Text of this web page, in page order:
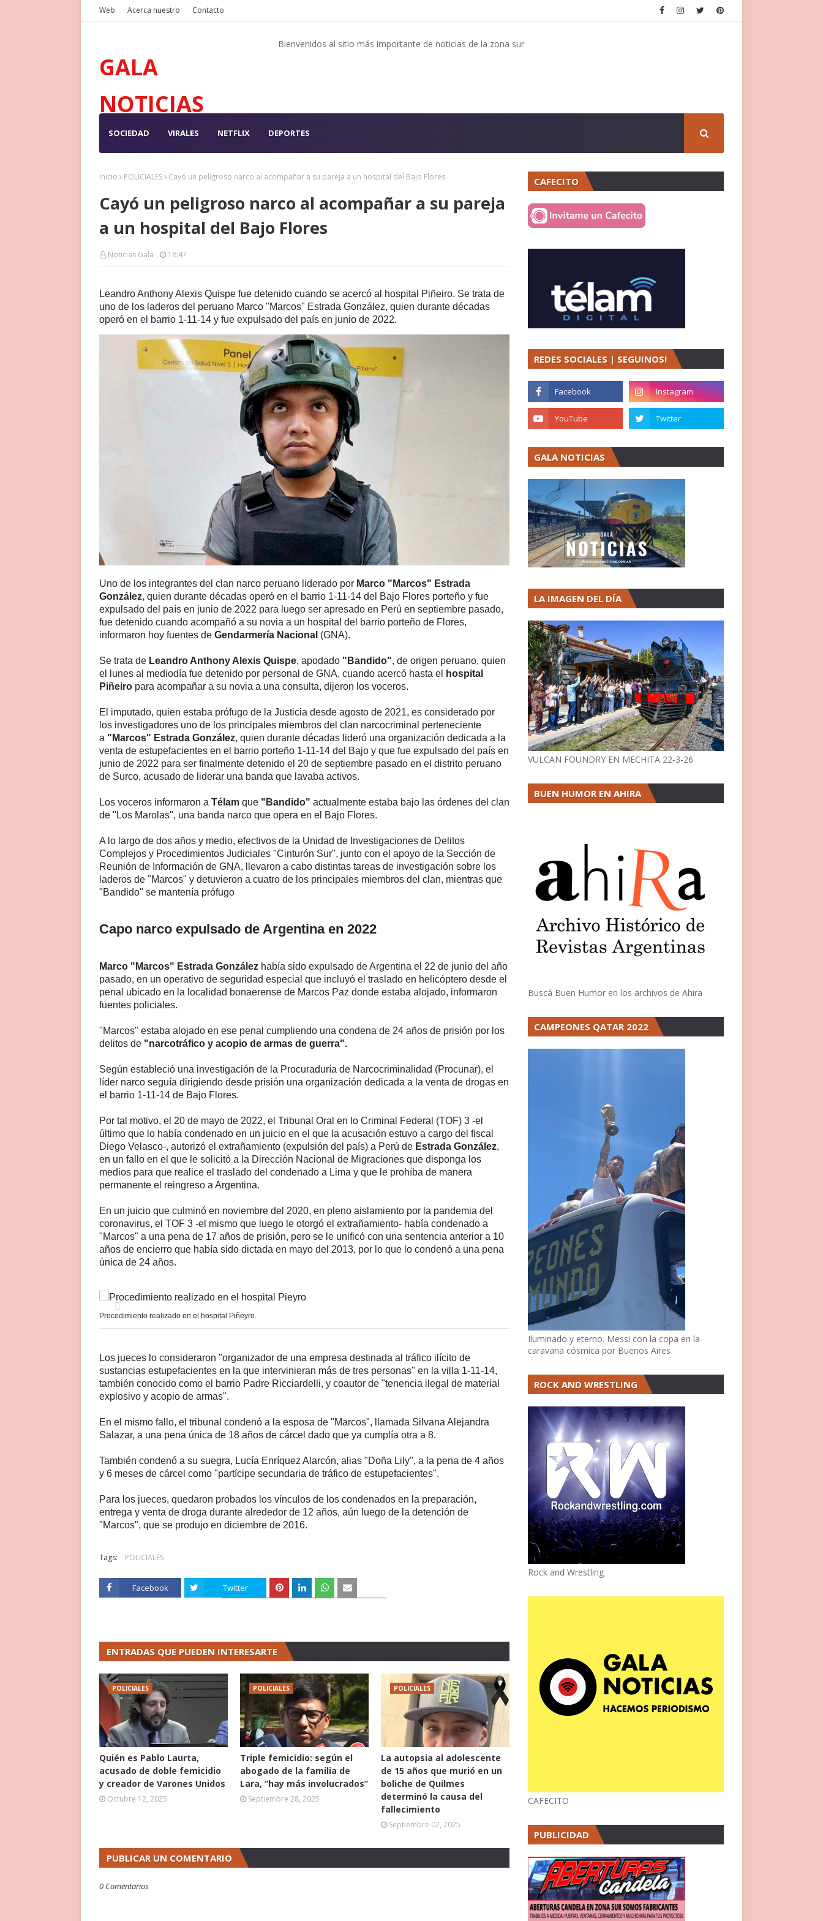
Web Acerca nuestro Contacto
GALA
NOTICIAS
Bienvenidos al sitio más importante de noticias de la zona sur
SOCIEDAD VIRALES NETFLIX DEPORTES
Inicio POLICIALES Cayó un peligroso narco al acompañar a su pareja a un hospital del Bajo Flores
Cayó un peligroso narco al acompañar a su pareja
a un hospital del Bajo Flores
Noticias Gala 18:47
Leandro Anthony Alexis Quispe fue detenido cuando se acercó al hospital Piñeiro. Se trata de
uno de los laderos del peruano Marco "Marcos" Estrada González, quien durante décadas
operó en el barrio 1-11-14 y fue expulsado del país en junio de 2022.
Uno de los integrantes del clan narco peruano liderado por Marco "Marcos" Estrada
González, quien durante décadas operó en el barrio 1-11-14 del Bajo Flores porteño y fue
expulsado del país en junio de 2022 para luego ser apresado en Perú en septiembre pasado,
fue detenido cuando acompañó a su novia a un hospital del barrio porteño de Flores,
informaron hoy fuentes de Gendarmería Nacional (GNA).
Se trata de Leandro Anthony Alexis Quispe, apodado "Bandido", de origen peruano, quien
el lunes al mediodía fue detenido por personal de GNA, cuando acercó hasta el
hospital
Piñeiro para acompañar a su novia a una consulta, dijeron los voceros.
El imputado, quien estaba prófugo de la Justicia desde agosto de 2021, es considerado por
los investigadores uno de los principales miembros del clan narcocriminal perteneciente
a "Marcos" Estrada González, quien durante décadas lideró una organización dedicada a la
venta de estupefacientes en el barrio porteño 1-11-14 del Bajo y que fue expulsado del país en
junio de 2022 para ser finalmente detenido el 20 de septiembre pasado en el distrito peruano
de Surco, acusado de liderar una banda que lavaba activos.
Los voceros informaron a Télam que "Bandido" actualmente estaba bajo las órdenes del clan
de "Los Marolas", una banda narco que opera en el Bajo Flores.
A lo largo de dos años y medio, efectivos de la Unidad de Investigaciones de Delitos
Complejos y Procedimientos Judiciales "Cinturón Sur", junto con el apoyo de la Sección de
Reunión de Información de GNA, llevaron a cabo distintas tareas de investigación sobre los
laderos de "Marcos" y detuvieron a cuatro de los principales miembros del clan, mientras que
"Bandido" se mantenía prófugo
Capo narco expulsado de Argentina en 2022
Marco "Marcos" Estrada González había sido expulsado de Argentina el 22 de junio del año
pasado, en un operativo de seguridad especial que incluyó el traslado en helicóptero desde el
penal ubicado en la localidad bonaerense de Marcos Paz donde estaba alojado, informaron
fuentes policiales.
"Marcos" estaba alojado en ese penal cumpliendo una condena de 24 años de prisión por los
delitos de "narcotráfico y acopio de armas de guerra".
Según estableció una investigación de la Procuraduría de Narcocriminalidad (Procunar), el
líder narco seguía dirigiendo desde prisión una organización dedicada a la venta de drogas en
el barrio 1-11-14 de Bajo Flores.
Por tal motivo, el 20 de mayo de 2022, el Tribunal Oral en lo Criminal Federal (TOF) 3 -el
último que lo había condenado en un juicio en el que la acusación estuvo a cargo del fiscal
Diego Velasco-, autorizó el extrañamiento (expulsión del país) a Perú de Estrada González,
en un fallo en el que le solicitó a la Dirección Nacional de Migraciones que disponga los
medios para que realice el traslado del condenado a Lima y que le prohíba de manera
permanente el reingreso a Argentina.
En un juicio que culminó en noviembre del 2020, en pleno aislamiento por la pandemia del
coronavirus, el TOF 3 -el mismo que luego le otorgó el extrañamiento- había condenado a
"Marcos" a una pena de 17 años de prisión, pero se le unificó con una sentencia anterior a 10
años de encierro que había sido dictada en mayo del 2013, por lo que lo condenó a una pena
única de 24 años.
Procedimiento realizado en el hospital Piñeyro.
Los jueces lo consideraron "organizador de una empresa destinada al tráfico ilícito de
sustancias estupefacientes en la que intervinieran más de tres personas" en la villa 1-11-14,
también conocido como el barrio Padre Ricciardelli, y coautor de "tenencia ilegal de material
explosivo y acopio de armas".
En el mismo fallo, el tribunal condenó a la esposa de "Marcos", llamada Silvana Alejandra
Salazar, a una pena única de 18 años de cárcel dado que ya cumplía otra a 8.
También condenó a su suegra, Lucía Enríquez Alarcón, alias "Doña Lily", a la pena de 4 años
y 6 meses de cárcel como "partícipe secundaria de tráfico de estupefacientes".
Para los jueces, quedaron probados los vínculos de los condenados en la preparación,
entrega y venta de droga durante alrededor de 12 años, aún luego de la detención de
"Marcos", que se produjo en diciembre de 2016.
Tags: POLICIALES
Facebook Twitter
ENTRADAS QUE PUEDEN INTERESARTE
POLICIALES
Quién es Pablo Laurta,
acusado de doble femicidio
y creador de Varones Unidos
Octubre 12, 2025
POLICIALES
Triple femicidio: según el
abogado de la familia de
Lara, “hay más involucrados”
Septiembre 28, 2025
POLICIALES
La autopsia al adolescente
de 15 años que murió en un
boliche de Quilmes
determinó la causa del
fallecimiento
Septiembre 02, 2025
PUBLICAR UN COMENTARIO
0 Comentarios
CAFECITO
REDES SOCIALES | SEGUINOS!
GALA NOTICIAS
LA IMAGEN DEL DÍA
VULCAN FOUNDRY EN MECHITA 22-3-26
BUEN HUMOR EN AHIRA
Buscá Buen Humor en los archivos de Ahira
CAMPEONES QATAR 2022
Iluminado y eterno. Messi con la copa en la
caravana cósmica por Buenos Aires
ROCK AND WRESTLING
Rock and Wrestling
CAFECITO
PUBLICIDAD